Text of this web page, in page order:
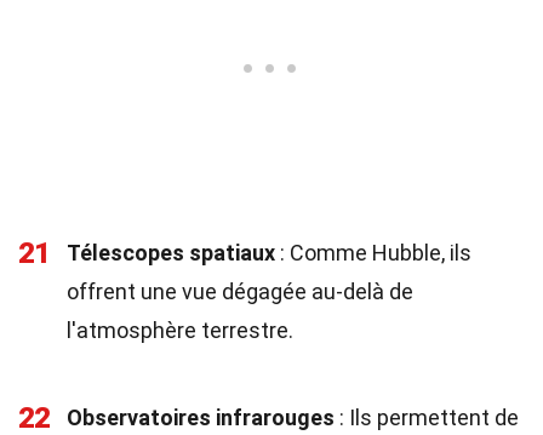
21 Télescopes spatiaux : Comme Hubble, ils
offrent une vue dégagée au-delà de
l'atmosphère terrestre.
22 Observatoires infrarouges : Ils permettent de